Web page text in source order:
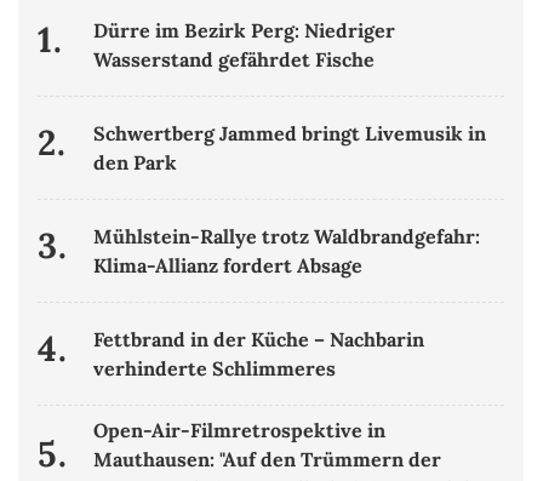
1.
Dürre im Bezirk Perg: Niedriger
Wasserstand gefährdet Fische
2.
Schwertberg Jammed bringt Livemusik in
den Park
3.
Mühlstein-Rallye trotz Waldbrandgefahr:
Klima-Allianz fordert Absage
4.
Fettbrand in der Küche – Nachbarin
verhinderte Schlimmeres
5.
Open-Air-Filmretrospektive in
Mauthausen: "Auf den Trümmern der